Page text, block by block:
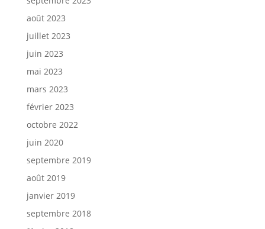
août 2023
juillet 2023
juin 2023
mai 2023
mars 2023
février 2023
octobre 2022
juin 2020
septembre 2019
août 2019
janvier 2019
septembre 2018